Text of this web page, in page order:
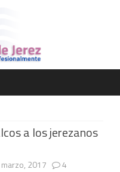
a los jerezanos
2017
4